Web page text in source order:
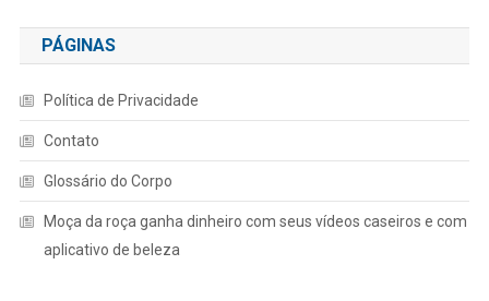
PÁGINAS
Política de Privacidade
Contato
Glossário do Corpo
Moça da roça ganha dinheiro com seus vídeos caseiros e com
aplicativo de beleza